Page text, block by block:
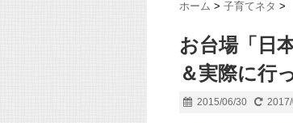
ホーム > 子育てネタ >
お台場「日
＆実際に行
2015/06/30 2017/